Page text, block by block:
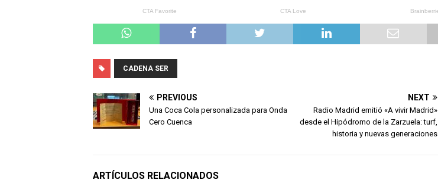
CADENA SER
PREVIOUS
Una Coca Cola personalizada para Onda
Cero Cuenca
NEXT
Radio Madrid emitió «A vivir Madrid»
desde el Hipódromo de la Zarzuela: turf,
historia y nuevas generaciones
ARTÍCULOS RELACIONADOS